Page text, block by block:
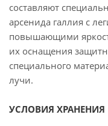
составляют
арсенида галлия с
повышающими
их оснащения
специального
лучи.
УСЛОВИЯ ХРАНЕНИЯ